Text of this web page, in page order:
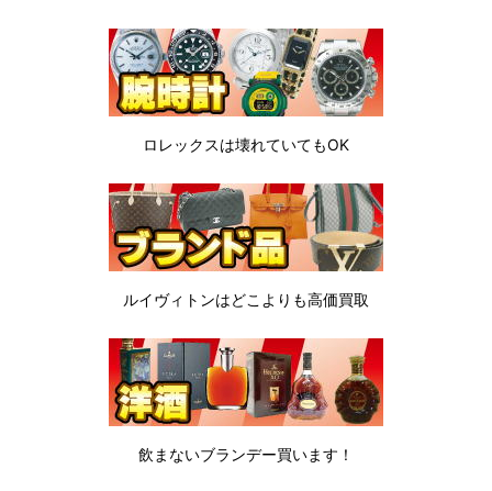
ロレックスは壊れていてもOK
ルイヴィトンはどこよりも高価買取
飲まないブランデー買います！